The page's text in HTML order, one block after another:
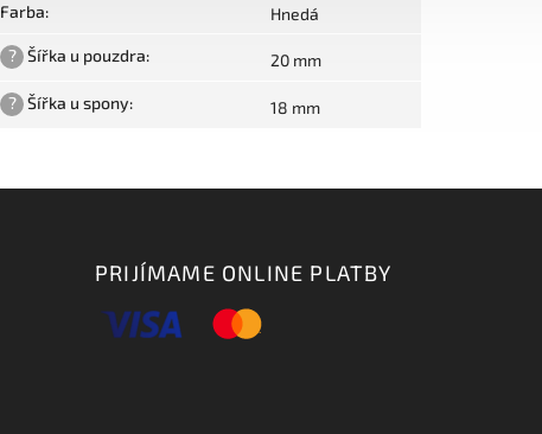
Farba: Hnedá
? Šířka u pouzdra: 20 mm
? Šířka u spony: 18 mm
PRIJÍMAME ONLINE PLATBY